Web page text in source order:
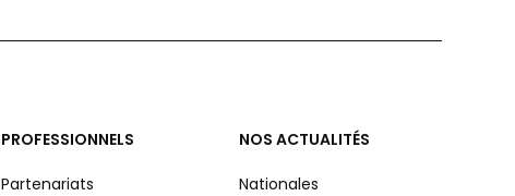
PROFESSIONNELS
Partenariats
NOS ACTUALITÉS
Nationales